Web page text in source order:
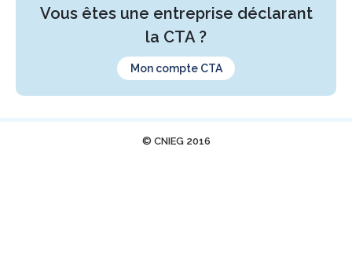
Vous êtes une entreprise déclarant
la CTA ?
Mon compte CTA
© CNIEG 2016